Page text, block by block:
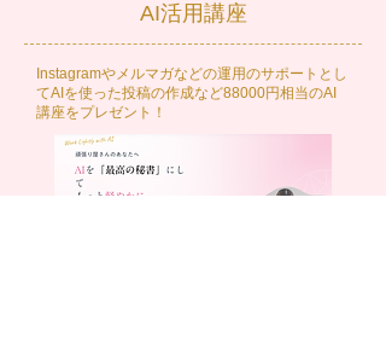
AI活用講座
Instagramやメルマガなどの運用のサポートとし
てAIを使った投稿の作成など88000円相当のAI
講座をプレゼント！